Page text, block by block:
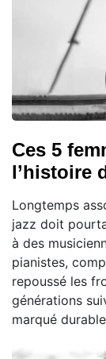
Ces 5
l’histoire
Longtemps
jazz doit
à des
pianistes,
repoussé les
générations
marqué